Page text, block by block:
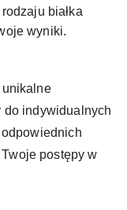
białka
wyniki.
unikalne
do indywidualnych
postępy w